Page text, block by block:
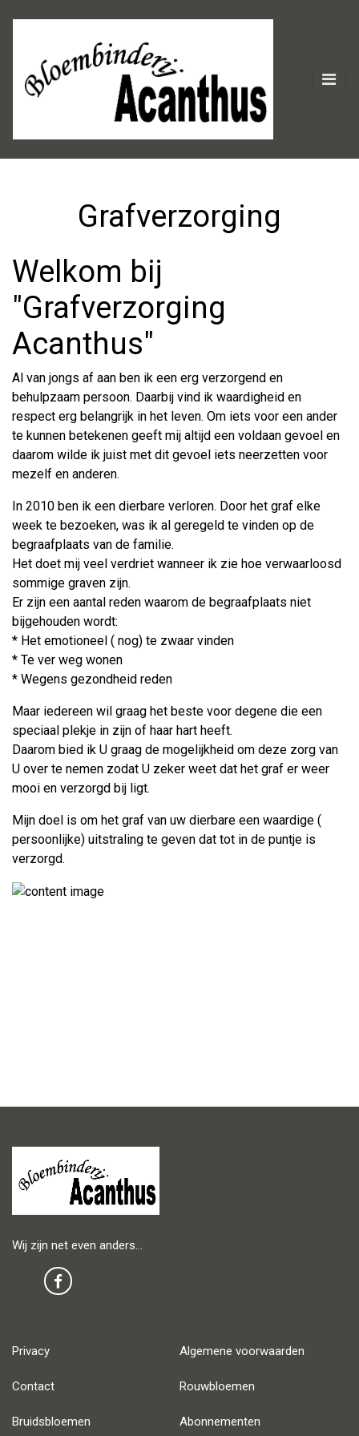
Grafverzorging
Welkom bij
"Grafverzorging
Acanthus"
Al van jongs af aan ben ik een erg verzorgend en
behulpzaam persoon. Daarbij vind ik waardigheid en
respect erg belangrijk in het leven. Om iets voor een ander
te kunnen betekenen geeft mij altijd een voldaan gevoel en
daarom wilde ik juist met dit gevoel iets neerzetten voor
mezelf en anderen.
In 2010 ben ik een dierbare verloren. Door het graf elke
week te bezoeken, was ik al geregeld te vinden op de
begraafplaats van de familie.
Het doet mij veel verdriet wanneer ik zie hoe verwaarloosd
sommige graven zijn.
Er zijn een aantal reden waarom de begraafplaats niet
bijgehouden wordt:
* Het emotioneel ( nog) te zwaar vinden
* Te ver weg wonen
* Wegens gezondheid reden
Maar iedereen wil graag het beste voor degene die een
speciaal plekje in zijn of haar hart heeft.
Daarom bied ik U graag de mogelijkheid om deze zorg van
U over te nemen zodat U zeker weet dat het graf er weer
mooi en verzorgd bij ligt.
Mijn doel is om het graf van uw dierbare een waardige (
persoonlijke) uitstraling te geven dat tot in de puntje is
verzorgd.
Wij zijn net even anders…
Privacy Algemene voorwaarden
Contact Rouwbloemen
Bruidsbloemen Abonnementen